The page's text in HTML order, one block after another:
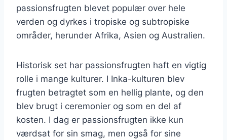
passionsfrugten blevet populær over hele
verden og dyrkes i tropiske og subtropiske
områder, herunder Afrika, Asien og Australien.
Historisk set har passionsfrugten haft en vigtig
rolle i mange kulturer. I Inka-kulturen blev
frugten betragtet som en hellig plante, og den
blev brugt i ceremonier og som en del af
kosten. I dag er passionsfrugten ikke kun
værdsat for sin smag, men også for sine